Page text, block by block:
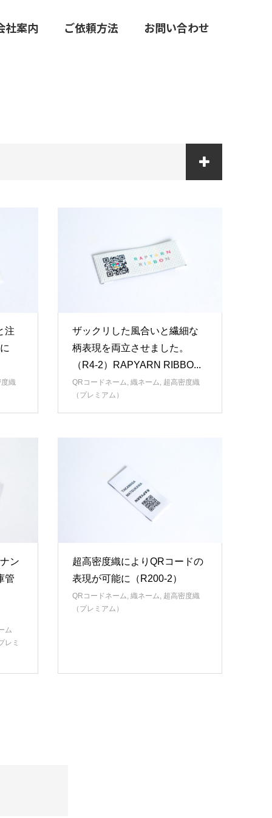
社案内 ご依頼方法 お問い合わせ
注
織
ザックリした風合いと繊細な
柄表現を両立させました。
（R4-2）RAPYARN RIBBO...
QRコードネーム, 織ネーム, 超高密度織
（プレミアム）
ン
管
ム
レミ
超高密度織によりQRコードの
表現が可能に（R200-2）
QRコードネーム 織ネーム
超高密度織
（プレミアム）